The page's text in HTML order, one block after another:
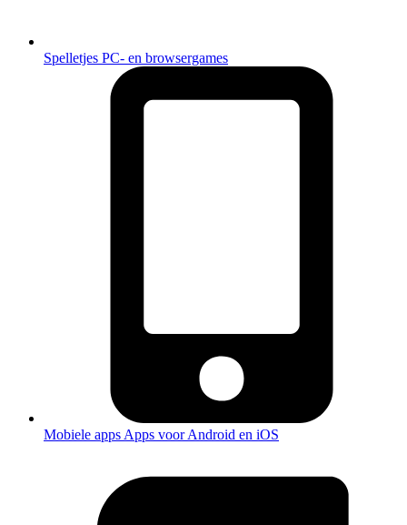
Spelletjes PC- en browsergames
Mobiele apps Apps voor Android en iOS